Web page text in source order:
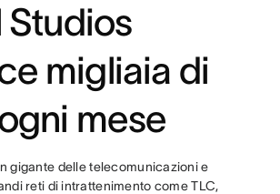
Studios
migliaia di
mese
gigante delle telecomunicazioni e
reti di intrattenimento come TLC,